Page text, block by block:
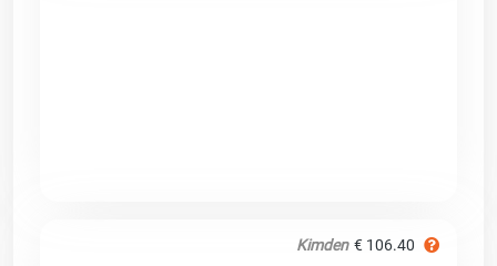
Kimden € 106.40